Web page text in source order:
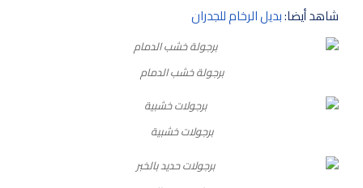
شاهد أيضا:بديل الرخام للجدران
برجولة خشب الدمام
برجولات خشبية